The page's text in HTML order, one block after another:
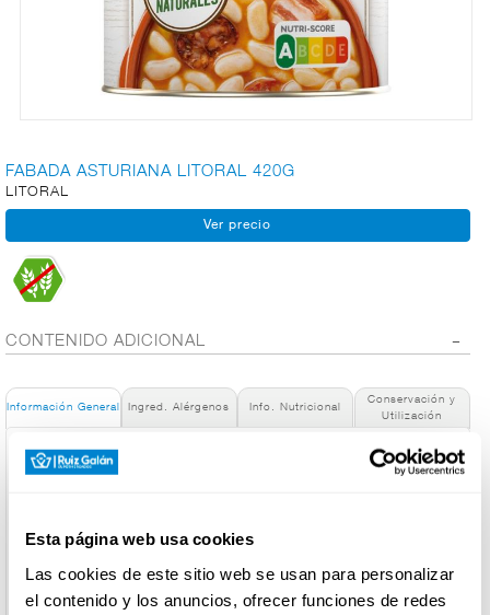
Esta página web usa cookies
Las cookies de este sitio web se usan para personalizar
el contenido y los anuncios, ofrecer funciones de redes
QUESOS
AL
CORTE
BEBIDAS
Y LIMPIEZA
FABADA ASTURIANA LITORAL 420G
LITORAL
CONTENIDO ADICIONAL
Información General Ingred. Alérgenos Info. Nutricional
Conservación y
Utilización
Denominación de alimento:
España
Nombre de Operador:
Nestlé España, S.A.
Dirección del Operador: